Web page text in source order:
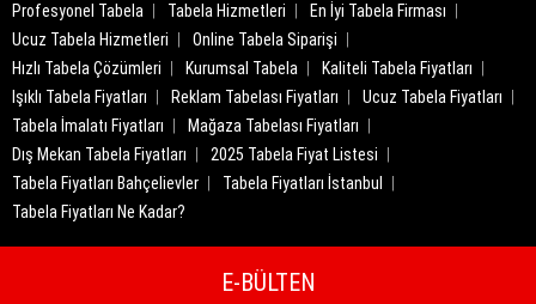
Profesyonel Tabela
Tabela Hizmetleri
En İyi Tabela Firması
Ucuz Tabela Hizmetleri
Online Tabela Siparişi
Hızlı Tabela Çözümleri
Kurumsal Tabela
Kaliteli Tabela Fiyatları
Işıklı Tabela Fiyatları
Reklam Tabelası Fiyatları
Ucuz Tabela Fiyatları
Tabela İmalatı Fiyatları
Mağaza Tabelası Fiyatları
Dış Mekan Tabela Fiyatları
2025 Tabela Fiyat Listesi
Tabela Fiyatları Bahçelievler
Tabela Fiyatları İstanbul
Tabela Fiyatları Ne Kadar?
E-BÜLTEN